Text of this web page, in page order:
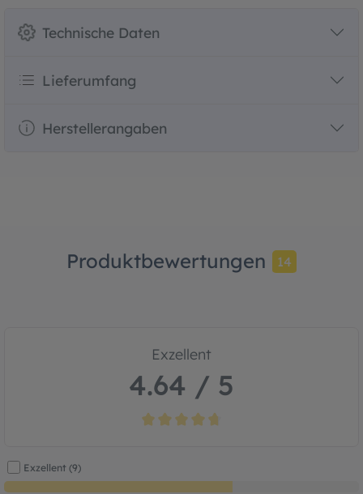
Technische Daten
Lieferumfang
Herstellerangaben
Produktbewertungen 14
Exzellent
4.64 / 5
Exzellent (9)